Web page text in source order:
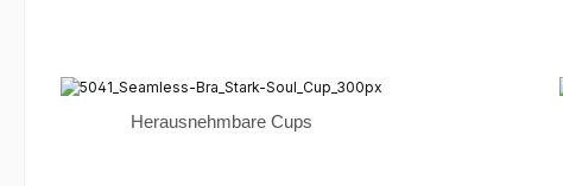
Herausnehmbare Cups